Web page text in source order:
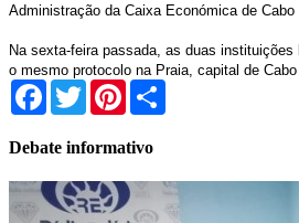
Administração da Caixa Económica de Cabo
Na sexta-feira passada, as duas
o mesmo protocolo na Praia, capital de Cabo
Facebook
TwitterPinterest
Debate informativo